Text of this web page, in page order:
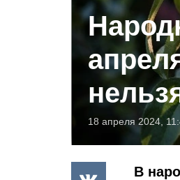
18 апреля 2024,
В